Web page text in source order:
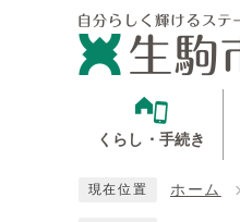
くらし・手続き
現在位置 ホーム